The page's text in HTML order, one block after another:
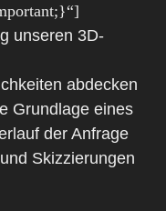
unseren 3D-
abdecken
Grundlage eines
der Anfrage
Skizzierungen